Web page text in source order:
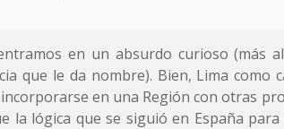
en un absurdo curioso (más
que le da nombre). Bien, Lima
en una Región con otras
la lógica que se siguió en España